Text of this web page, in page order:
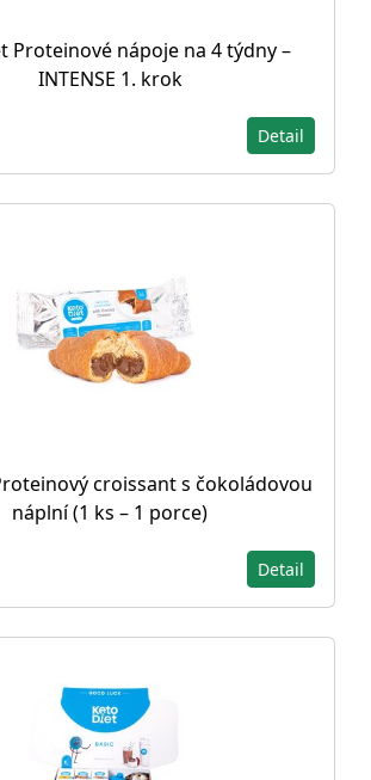
Proteinové nápoje na 4 týdny –
INTENSE 1. krok
Detail
croissant s čokoládovou
náplní (1 ks – 1 porce)
Detail